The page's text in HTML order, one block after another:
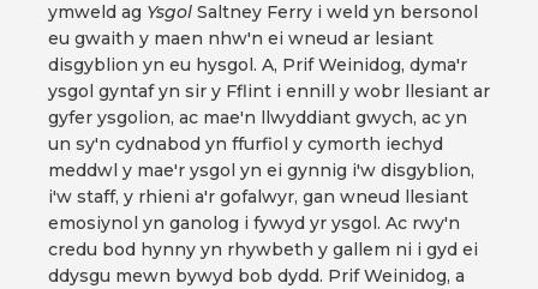
ymweld ag Ysgol Saltney Ferry i weld yn bersonol
eu gwaith y maen nhw'n ei wneud ar lesiant
disgyblion yn eu hysgol. A, Prif Weinidog, dyma'r
ysgol gyntaf yn sir y Fflint i ennill y wobr llesiant ar
gyfer ysgolion, ac mae'n llwyddiant gwych, ac yn
un sy'n cydnabod yn ffurfiol y cymorth iechyd
meddwl y mae'r ysgol yn ei gynnig i'w disgyblion,
i'w staff, y rhieni a'r gofalwyr, gan wneud llesiant
emosiynol yn ganolog i fywyd yr ysgol. Ac rwy'n
credu bod hynny yn rhywbeth y gallem ni i gyd ei
ddysgu mewn bywyd bob dydd. Prif Weinidog, a